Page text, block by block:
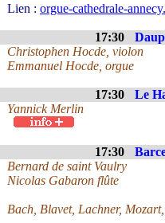
Lien : orgue-cathedrale-
17:30
Christophen Hocde, violon
Emmanuel Hocde, orgue
17:30 Le
Yannick Merlin
17:30
Bernard de saint Vaulry
Nicolas Gabaron flûte
Bach, Blavet, Lachner,